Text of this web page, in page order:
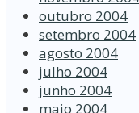
outubro 2004
setembro 2004
agosto 2004
julho 2004
junho 2004
maio 2004